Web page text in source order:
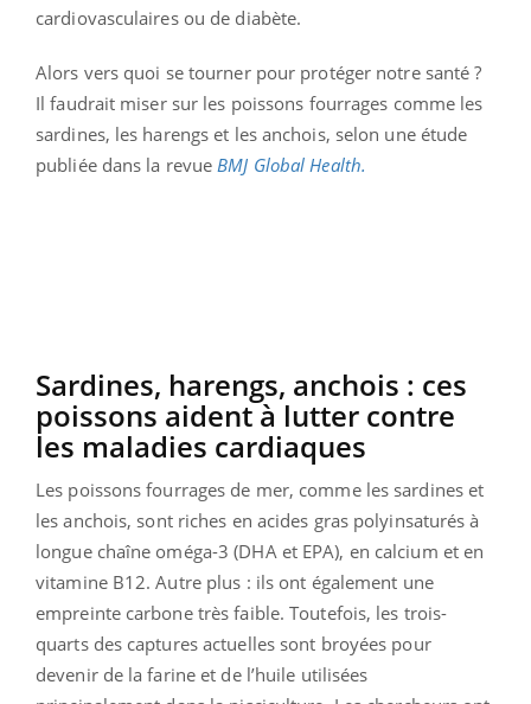
cardiovasculaires ou de diabète.
Alors vers quoi se tourner pour protéger notre santé ?
Il faudrait miser sur les poissons fourrages comme les
sardines, les harengs et les anchois, selon une étude
publiée dans la revue BMJ Global Health.
Sardines, harengs, anchois : ces
poissons aident à lutter contre
les maladies cardiaques
Les poissons fourrages de mer, comme les sardines et
les anchois, sont riches en acides gras polyinsaturés à
longue chaîne oméga-3 (DHA et EPA), en calcium et en
vitamine B12. Autre plus : ils ont également une
empreinte carbone très faible. Toutefois, les trois-
quarts des captures actuelles sont broyées pour
devenir de la farine et de l’huile utilisées